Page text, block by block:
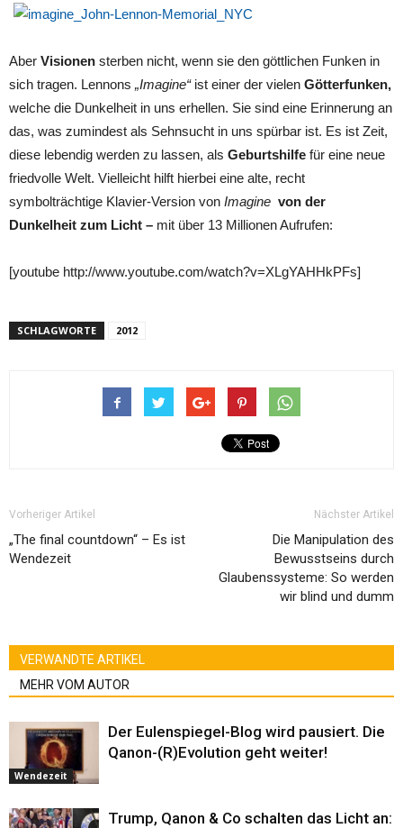
Aber Visionen sterben nicht, wenn sie den göttlichen Funken in
sich tragen. Lennons „Imagine“ist einer der vielen Götterfunken,
welche die Dunkelheit in uns erhellen. Sie sind eine Erinnerung an
das, was zumindest als Sehnsucht in uns spürbar ist. Es ist Zeit,
diese lebendig werden zu lassen, als Geburtshilfe für eine neue
friedvolle Welt. Vielleicht hilft hierbei eine alte, recht
symbolträchtige Klavier-Version von Imagine von der
Dunkelheit zum Licht – mit über 13 Millionen Aufrufen:
[youtube http://www.youtube.com/watch?v=XLgYAHHkPFs]
SCHLAGWORTE 2012
Vorheriger Artikel
„The final countdown“ – Es ist
Wendezeit
Nächster Artikel
Die Manipulation des
Bewusstseins durch
Glaubenssysteme: So werden
wir blind und dumm
VERWANDTE ARTIKEL
MEHR VOM AUTOR
Wendezeit
Der Eulenspiegel-Blog wird pausiert. Die
Qanon-(R)Evolution geht weiter!
Trump, Qanon & Co schalten das Licht an: